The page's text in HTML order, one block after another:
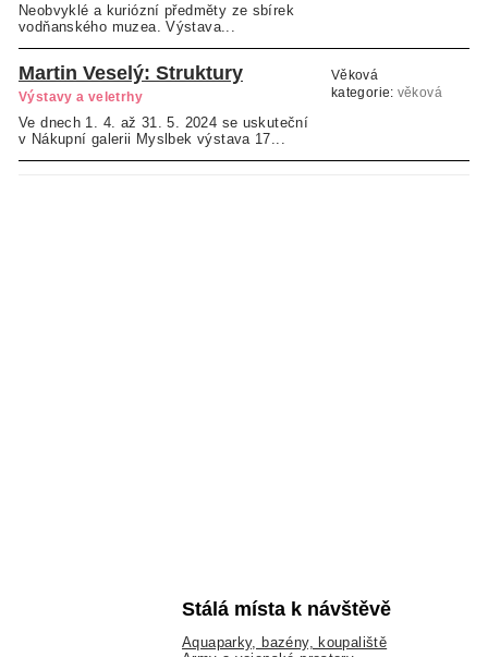
Neobvyklé a kuriózní předměty ze sbírek
vodňanského muzea. Výstava...
Martin Veselý: Struktury
Výstavy a veletrhy
Ve dnech 1. 4. až 31. 5. 2024 se uskuteční
v Nákupní galerii Myslbek výstava 17...
Věková
kategorie: věková
Stálá místa k návštěvě
Aquaparky, bazény, koupaliště